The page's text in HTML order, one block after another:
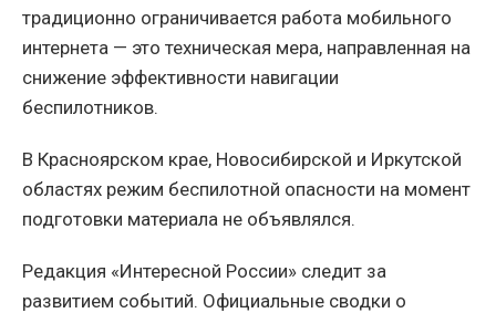
традиционно ограничивается работа мобильного
интернета — это техническая мера, направленная на
снижение эффективности навигации
беспилотников.
В Красноярском крае, Новосибирской и Иркутской
областях режим беспилотной опасности на момент
подготовки материала не объявлялся.
Редакция «Интересной России» следит за
развитием событий. Официальные сводки о